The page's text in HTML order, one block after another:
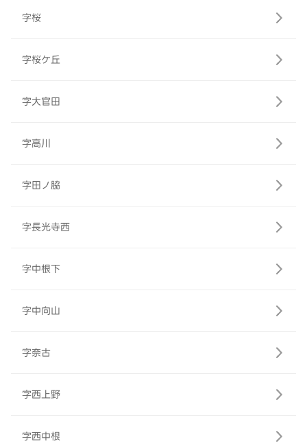
字桜
字桜ケ丘
字大官田
字高川
字田ノ脇
字長光寺西
字中根下
字中向山
字奈古
字西上野
字西中根